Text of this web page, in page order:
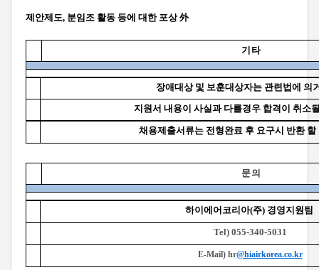
제안제도, 분임조 활동 등에 대한 포상 外
기 타
장애대상 및 보훈대상자는 관련법에 의
지원서 내용이 사실과 다를경우 합격이 취소
채용제출서류는 전형완료 후 요구시 반환 할
문 의
하이에어코리아(주) 경영지원팀
Tel) 055-340-5031
E-Mail) hr@hiairkorea.co.kr